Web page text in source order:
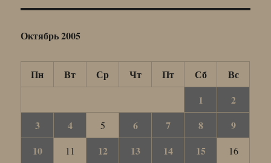
Октябрь 2005
Пн Вт Ср Чт Пт Сб
Вс
1
2
3
4 5 6 7 8
9
10
11 12 13 14 15 16